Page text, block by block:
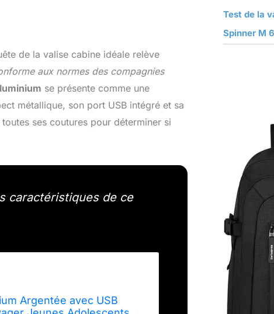
de la valise cabine idéale relève
aux normes des compagnies
se présente comme une
métallique, son port USB intégré et sa
ses coutures pour déterminer si
caractéristiques de ce
Argentée avec USB
Test de la
Spinner M